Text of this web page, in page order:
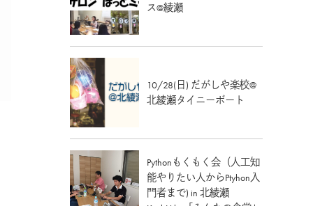
ス@綾瀬
10/28(日) だがしや楽校@
北綾瀬タイニーボート
Pythonもくもく会（人工知
能やりたい人からPtyhon入
門者まで) in 北綾瀬